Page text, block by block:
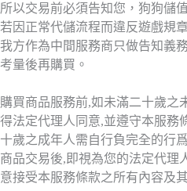
所以交易前必須告知您，狗狗儲
若因正常代儲流程而違反遊戲規
我方作為中間服務商只做告知義
考量後再購買。
購買商品服務前,如未滿二十歲之
得法定代理人同意,並遵守本服務
十歲之成年人需自行負完全的行
商品交易後,即視為您的法定代理
意接受本服務條款之所有內容及